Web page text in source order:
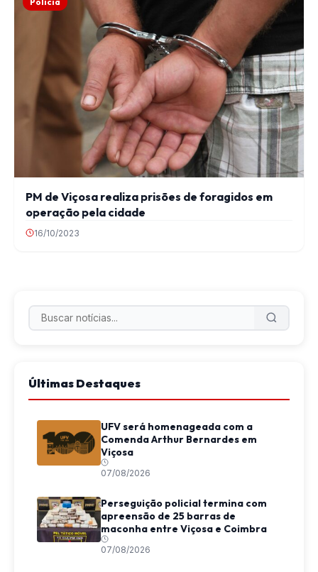
PM de Viçosa realiza prisões de foragidos em
operação pela cidade
16/10/2023
Últimas Destaques
UFV será homenageada com a
Comenda Arthur Bernardes em
Viçosa
07/08/2026
Perseguição policial termina com
apreensão de 25 barras de
maconha entre Viçosa e Coimbra
07/08/2026